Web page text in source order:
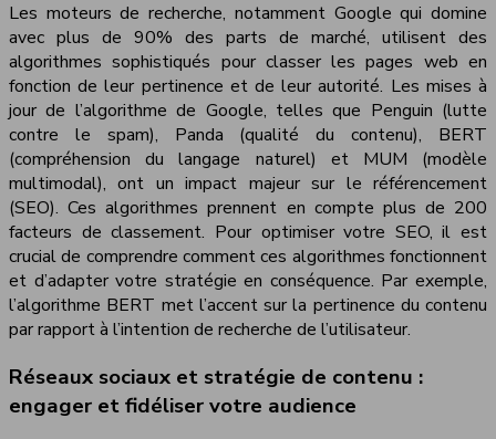
Les moteurs de recherche, notamment Google qui domine
avec plus de 90% des parts de marché, utilisent des
algorithmes sophistiqués pour classer les pages web en
fonction de leur pertinence et de leur autorité. Les mises à
jour de l’algorithme de Google, telles que Penguin (lutte
contre le spam), Panda (qualité du contenu), BERT
(compréhension du langage naturel) et MUM (modèle
multimodal), ont un impact majeur sur le référencement
(SEO). Ces algorithmes prennent en compte plus de 200
facteurs de classement. Pour optimiser votre SEO, il est
crucial de comprendre comment ces algorithmes fonctionnent
et d’adapter votre stratégie en conséquence. Par exemple,
l’algorithme BERT met l’accent sur la pertinence du contenu
par rapport à l’intention de recherche de l’utilisateur.
Réseaux sociaux et stratégie de contenu :
engager et fidéliser votre audience